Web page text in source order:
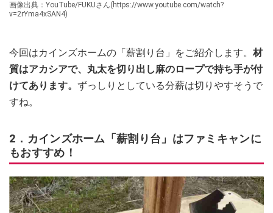
画像出典：YouTube/FUKUさん(https://www.youtube.com/watch?
v=2rYma4xSAN4)
今回はカインズホームの「薪割り台」をご紹介します。 材
質はアカシアで、丸太を切り出し麻のロープで持ち手が付
けてあります。 ずっしりとしている分薪は切りやすそうで
すね。
2．カインズホーム「薪割り台」はファミキャンに
もおすすめ！